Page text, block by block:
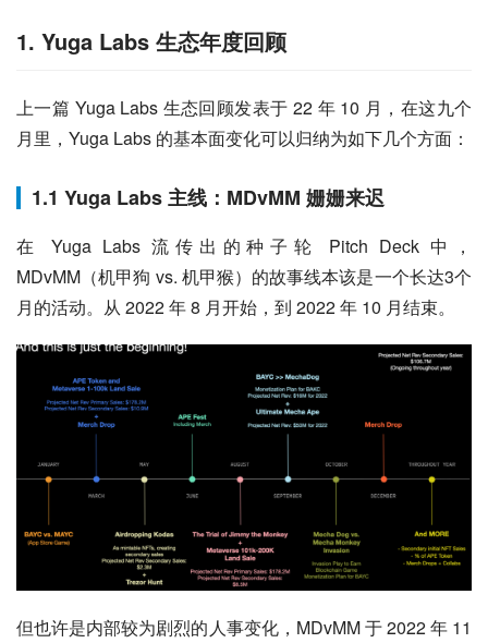
1. Yuga Labs 生态年度回顾
上一篇 Yuga Labs 生态回顾发表于 22 年 10 月，在这九个
月里，Yuga Labs 的基本面变化可以归纳为如下几个方面：
1.1 Yuga Labs 主线：MDvMM 姗姗来迟
在 Yuga Labs 流传出的种子轮 Pitch Deck 中，
MDvMM（机甲狗 vs. 机甲猴）的故事线本该是一个长达3个
月的活动。从 2022 年 8 月开始，到 2022 年 10 月结束。
但也许是内部较为剧烈的人事变化，MDvMM 于 2022 年 11